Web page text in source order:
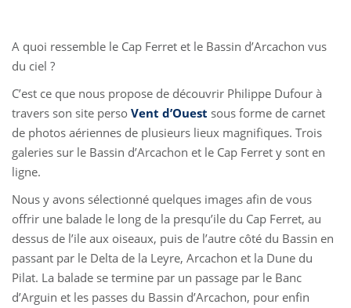
A quoi ressemble le Cap Ferret et le Bassin d’Arcachon vus
du ciel ?
C’est ce que nous propose de découvrir Philippe Dufour à
travers son site perso Vent d’Ouest sous forme de carnet
de photos aériennes de plusieurs lieux magnifiques. Trois
galeries sur le Bassin d’Arcachon et le Cap Ferret y sont en
ligne.
Nous y avons sélectionné quelques images afin de vous
offrir une balade le long de la presqu’ile du Cap Ferret, au
dessus de l’ile aux oiseaux, puis de l’autre côté du Bassin en
passant par le Delta de la Leyre, Arcachon et la Dune du
Pilat. La balade se termine par un passage par le Banc
d’Arguin et les passes du Bassin d’Arcachon, pour enfin